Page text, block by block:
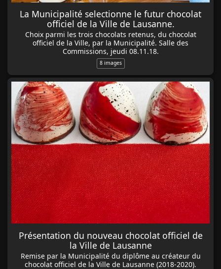
La Municipalité selectionne le futur chocolat
officiel de la Ville de Lausanne.
Choix parmi les trois chocolats retenus, du chocolat
officiel de la Ville, par la Municipalité. Salle des
Commissions, jeudi 08.11.18.
8 images
Présentation du nouveau chocolat officiel de
la Ville de Lausanne
Remise par la Municipalité du diplôme au créateur du
chocolat officiel de la Ville de Lausanne (2018-2020).